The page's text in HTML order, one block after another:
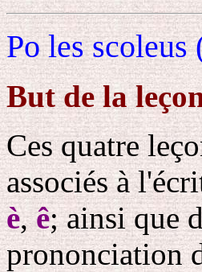
Po les scoleus
But de la
Ces quatre
associés à
è,ê; ainsi que
prononciation